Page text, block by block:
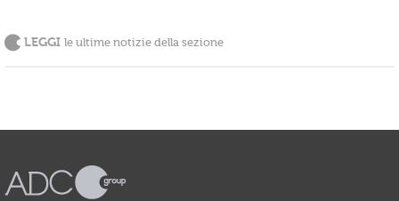
LEGGI le ultime notizie della sezione